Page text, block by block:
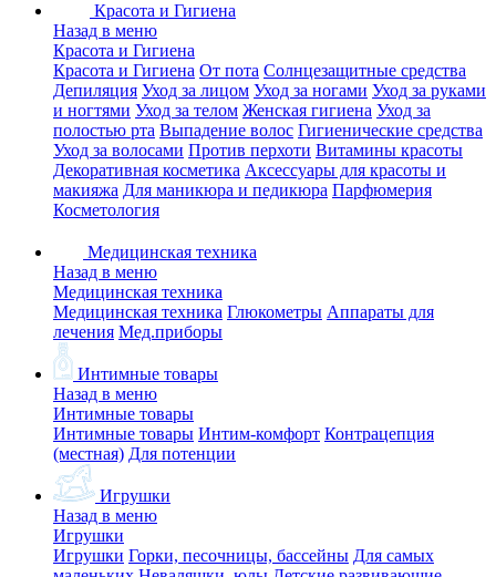
Красота и Гигиена
Назад в меню
Красота и Гигиена
Красота и Гигиена От пота Солнцезащитные средства
Депиляция Уход за лицом Уход за ногами Уход за руками
и ногтями Уход за телом Женская гигиена Уход за
полостью рта Выпадение волос Гигиенические средства
Уход за волосами Против перхоти Витамины красоты
Декоративная косметика Аксессуары для красоты и
макияжа Для маникюра и педикюра Парфюмерия
Косметология
Медицинская техника
Назад в меню
Медицинская техника
Медицинская техника Глюкометры Аппараты для
лечения Мед.приборы
Интимные товары
Назад в меню
Интимные товары
Интимные товары Интим-комфорт Контрацепция
(местная) Для потенции
Игрушки
Назад в меню
Игрушки
Игрушки Горки, песочницы, бассейны Для самых